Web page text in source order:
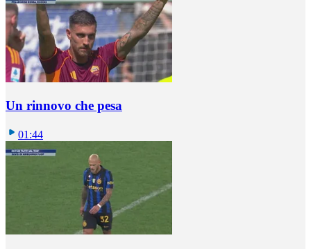
Un rinnovo che pesa
01:44